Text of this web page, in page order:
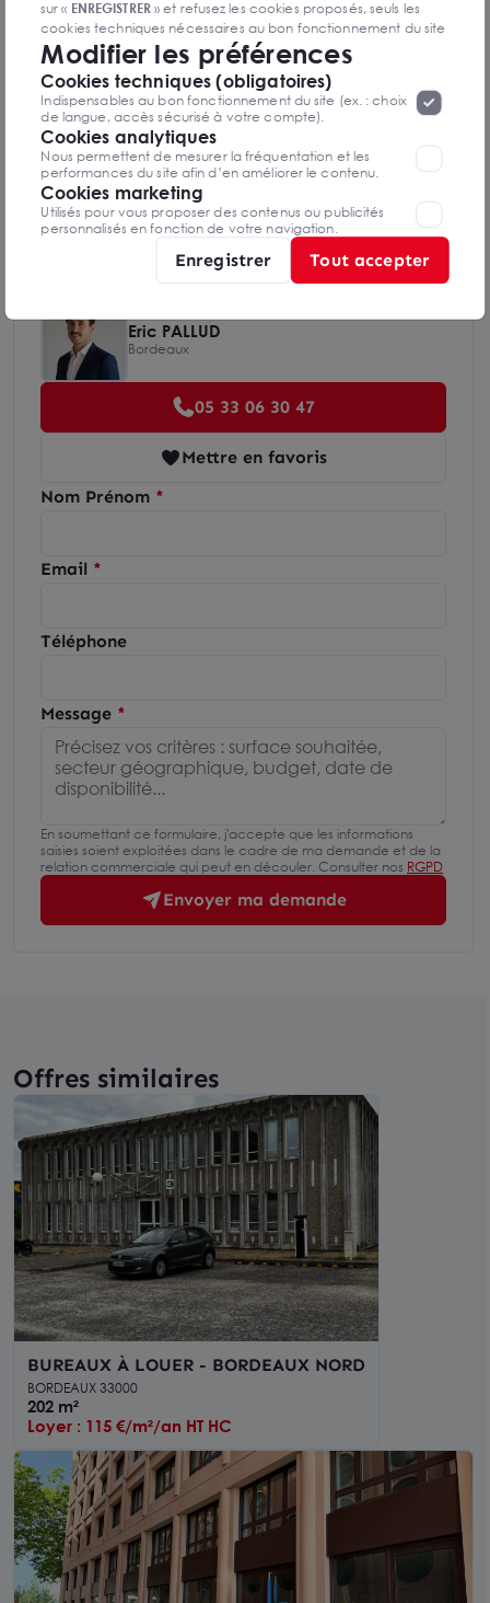
Diagnostics DPE en cours de réalisation
Indice d'émission de gaz à effet de serre
Diagnostics GES en cours de réalisation
Eric PALLUD
Bordeaux
05 33 06 30 47
Mettre en favoris
Nom Prénom
Email
Téléphone
Message
En soumettant ce formulaire, j'accepte que les informations
saisies soient exploitées dans le cadre de ma demande et de la
relation commerciale qui peut en découler. Consulter nos RGPD
Envoyer ma demande
Offres similaires
BUREAUX À LOUER - BORDEAUX NORD
BORDEAUX 33000
202 m²
Loyer : 115 €/m²/an HT HC
sur « ENREGISTRER» et refusez les cookies proposés, seuls les
cookies techniques nécessaires au bon fonctionnement du site
seront déposés. Pour plus d’informations, vous pouvez consulter
«Protection des données à caractère
personnel ».Lorsque vous naviguez sur notre site internet, il
peut être amenée à déposer des cookies. Vous avez la
possibilité de désactiver les cookies, ces réglages ne seront
valables que sur le navigateur que vous utilisez actuellement
Modifier les préférences
Cookies techniques (obligatoires)
Indispensables au bon fonctionnement du site (ex. : choix
de langue, accès sécurisé à votre compte).
Cookies analytiques
Nous permettent de mesurer la fréquentation et les
performances du site afin d’en améliorer le contenu.
Cookies marketing
Utilisés pour vous proposer des contenus ou publicités
personnalisés en fonction de votre navigation.
Enregistrer Tout accepter